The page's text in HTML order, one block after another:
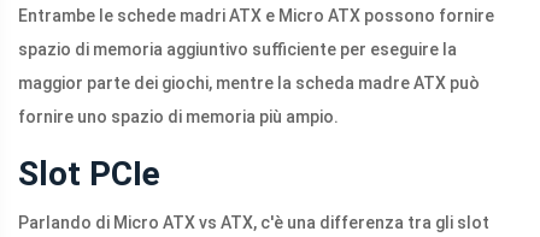
Entrambe le schede madri ATX e Micro ATX possono fornire
spazio di memoria aggiuntivo sufficiente per eseguire la
maggior parte dei giochi, mentre la scheda madre ATX può
fornire uno spazio di memoria più ampio.
Slot PCIe
Parlando di Micro ATX vs ATX, c'è una differenza tra gli slot